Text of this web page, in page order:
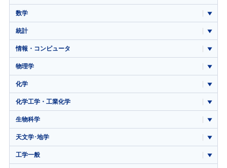
数学
統計
情報・コンピュータ
物理学
化学
化学工学・工業化学
生物科学
天文学･地学
工学一般